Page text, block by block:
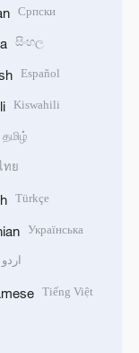
Српски
සිංහල
Español
Kiswahili
தமிழ்
ทย
Türkçe
Українська
اردو
Tiếng Việt